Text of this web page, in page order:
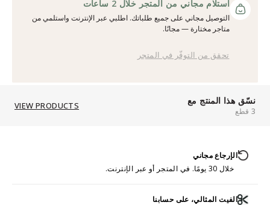
استلام مجاني من المتجر خلال 2 ساعات
التوصيل مجاني على جميع طلباتك. اطلبي عبر الإنترنت واستلمي من
متاجر مختارة — مجانًا.
تحقق من التوفّر في المتجر
نسّق هذا المنتج مع
3 قطع
VIEW PRODUCTS
الإرجاع مجاني
خلال 30 يومًا. في المتجر أو عبر الإنترنت.
الفيت المثالي، على حسابنا